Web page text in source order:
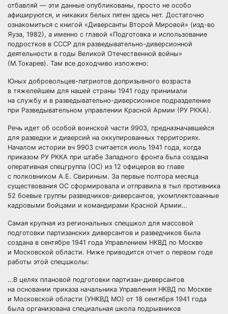
отбавляй — эти данные опубликованы, просто не особо
афишируются, и никаких белых пятен здесь нет. Достаточно
ознакомиться с книгой «Диверсанты Второй Мировой» (изд-во
Яуза, 1982), а именно с главой «Подготовка и использование
подростков в СССР для разведывательно-диверсионной
деятельности в годы Великой Oтечественной войны»
(М.Токарев). Там все доходчиво изложено:
Юных добровольцев-патриотов допризывного возраста
в тяжелейшем для нашей страны 1941 году принимали
на службу и в разведывательно-диверсионное подразделение
при Разведывательном управлении Красной Армии (РУ РККА).
Речь идет об особой воинской части 9903, предназначавшейся
для разведки и диверсий на оккупированных территориях.
Началом истории вч 9903 считается июль 1941 года, когда
приказом РУ РККА при штабе Западного фронта бьла создана
оперативная спецгруппа (ОС) из 12 офицеров во главе
с полковником А.Е. Свириным. За первые полтора месяца
существования ОС сформировала и отправила в тыл противника
52 боевые группы разведчиков-диверсантов, укомплектованные
кадровыми бойцами и командирами Красной Армии…
Самая крупная из региональных спецшкол для массовой
подготовки партизанских диверсантов и разведчиков была
создана в сентябре 1941 года Управлением НКВД по Москве
и Московской области. Ниже приводится отчет о первом годе
работы этой спецшколы:
…В целях плановой подготовки партизан-диверсантов
на основании приказа начальника Управления НКВД по Москве
и Московской области (УНКВД МО) от 18 сентября 1941 года
была организована специальная школа подрывников